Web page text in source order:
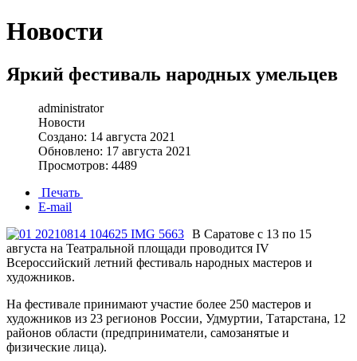
Новости
Яркий фестиваль народных умельцев
administrator
Новости
Создано: 14 августа 2021
Обновлено: 17 августа 2021
Просмотров: 4489
Печать
E-mail
В Саратове с 13 по 15
августа на Театральной площади проводится IV
Всероссийский летний фестиваль народных мастеров и
художников.
На фестивале принимают участие более 250 мастеров и
художников из 23 регионов России, Удмуртии, Татарстана, 12
районов области (предприниматели, самозанятые и
физические лица).